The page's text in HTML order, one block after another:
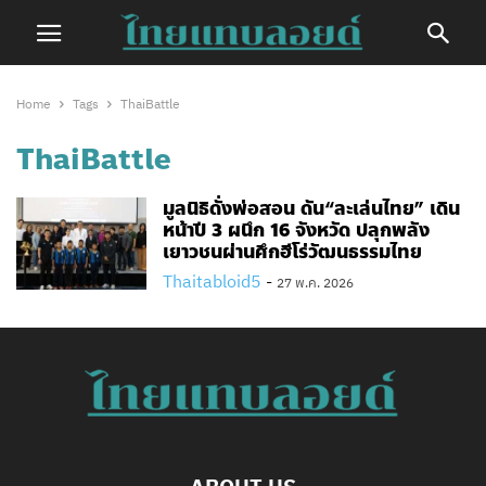
Home Tags ThaiBattle
ThaiBattle
มูลนิธิดั่งพ่อสอน ดัน“ละเล่นไทย” เดิน
หน้าปี 3 ผนึก 16 จังหวัด ปลุกพลัง
เยาวชนผ่านศึกฮีโร่วัฒนธรรมไทย
Thaitabloid5 - 27 พ.ค. 2026